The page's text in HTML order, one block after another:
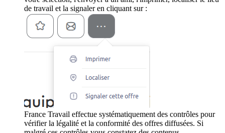
de travail et la signaler en cliquant sur :
France Travail effectue systématiquement des contrôles pour
vérifier la légalité et la conformité des offres diffusées. Si